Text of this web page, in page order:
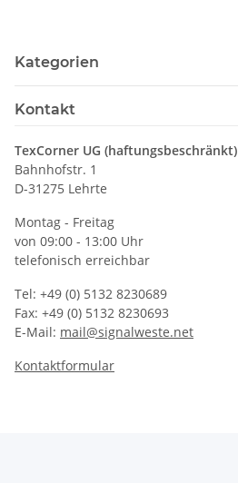
Kategorien
Kontakt
TexCorner UG (haftungsbeschränkt)
Bahnhofstr. 1
D-31275 Lehrte
Montag - Freitag
von 09:00 - 13:00 Uhr
telefonisch erreichbar
Tel: +49 (0) 5132 8230689
Fax: +49 (0) 5132 8230693
E-Mail: mail@signalweste.net
Kontaktformular